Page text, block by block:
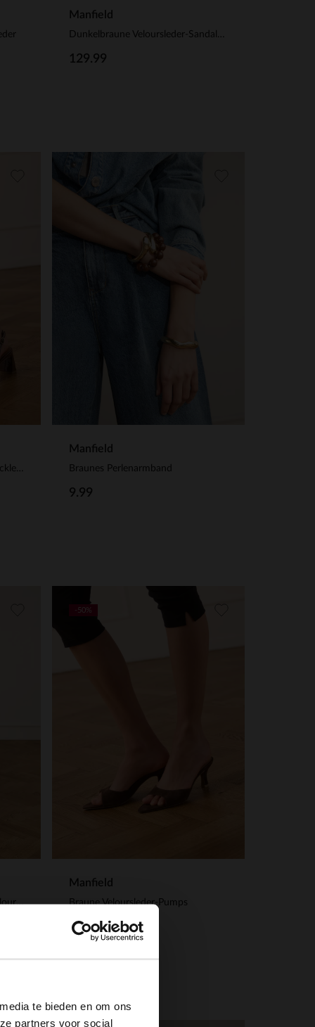
te bieden en om ons
partners voor social
Manfield
129.99
Braune Slingbackpumps aus Lackleder
Manfield
Braunes Perlenarmband
9.99
Braune Slingbackpumps aus Veloursleder
Manfield
Braune Veloursleder-Pumps
120.00
60.00
-50%